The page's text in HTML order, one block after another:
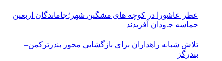
عطر عاشورا در کوچه های مشگین شهر؛جاماندگان اربعین
حماسه جاودان آفریدند
تلاش شبانه راهداران برای بازگشایی محور بندرترکمن–
بندرگز